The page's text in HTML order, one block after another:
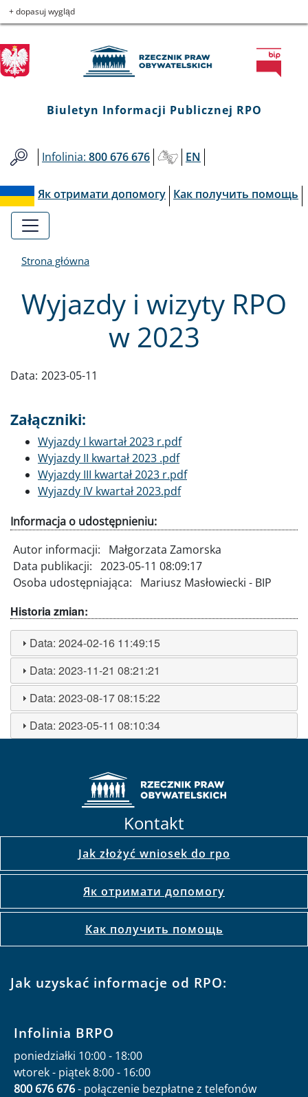
Przejdź
do
menu
głównego
Przejdź
do
treści
Przejdź
to
informacji
o
kontakcie
Przejdź
do
mapy
serwisu
Biuletyn
Informacji
Publicznej
RPO
+ dopasuj wygląd
Biuletyn Informacji Publicznej RPO
Infolinia: 800 676 676 EN
Як отримати допомогу Как получить помощь
Strona główna
Wyjazdy i wizyty RPO
w 2023
Data: 2023-05-11
Załączniki:
Dokument
Wyjazdy I kwartał 2023 r.pdf
Dokument
Wyjazdy II kwartał 2023 .pdf
Dokument
Wyjazdy III kwartał 2023 r.pdf
Dokument
Wyjazdy IV kwartał 2023.pdf
Informacja o udostępnieniu:
Autor informacji:
Małgorzata Zamorska
Data publikacji: 2023-05-11 08:09:17
Osoba udostępniająca:
Mariusz Masłowiecki - BIP
Historia zmian:
Data:2024-02-16 11:49:15
Data:2023-11-21 08:21:21
Data:2023-08-17 08:15:22
Data:2023-05-11 08:10:34
Kontakt
Jak złożyć wniosek do rpo
Як отримати допомогу
Как получить помощь
Jak uzyskać informacje od RPO:
Infolinia BRPO
poniedziałki 10:00 - 18:00
wtorek - piątek 8:00 - 16:00
800 676 676- połączenie bezpłatne z telefonów